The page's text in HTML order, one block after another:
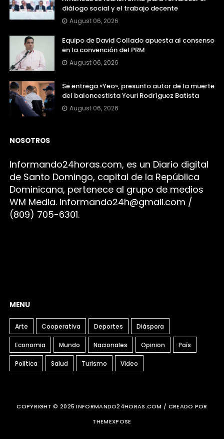
diálogo social y el trabajo decente
August 06, 2026
Equipo de David Collado apuesta al consenso
en la convención del PRM
August 06, 2026
Se entrega «Yeo», presunto autor de la muerte
del baloncestista Yeuri Rodríguez Batista
August 06, 2026
NOSOTROS
Informando24horas.com, es un Diario digital
de Santo Domingo, capital de la República
Dominicana, pertenece al grupo de medios
WM Media. Informando24h@gmail.com /
(809) 705-6301.
MENU
Arte Cooperativa Deportes Diáspora
Economia Mundo Nacionales Opinion País
Política Salud Turismo Video
COPYRIGHT © 2025 INFORMANDO24HORAS.COM / CREADO POR
THEMEXPOSE